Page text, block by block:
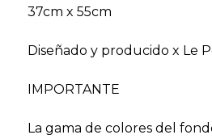
37cm x 55cm
Diseñado y producido x Le
IMPORTANTE
La gama de colores del